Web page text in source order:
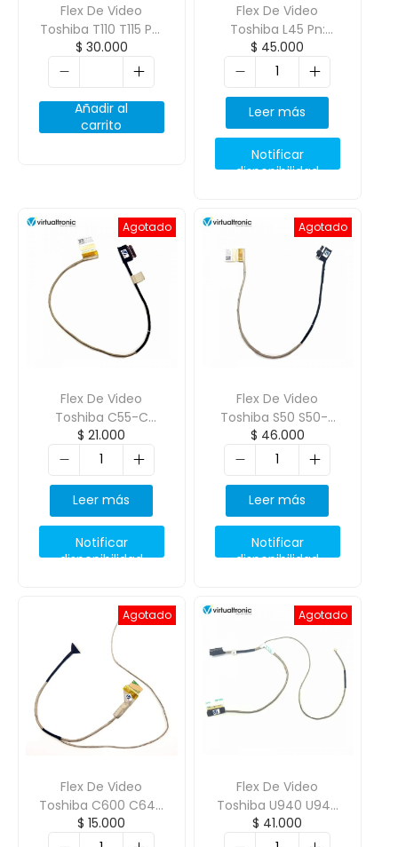
Flex De Video
Toshiba T110 T115 Pn:
Dd0Tl1Lc000
$ 30.000
Añadir al
carrito
Flex De Video
Toshiba L45 Pn:
Dc020001Te00
$ 45.000
Leer más
Notificar
disponibilidad
Agotado
Flex De Video
Toshiba C55-C
Acetato Pn:
Dd0Blqlc010
$ 21.000
Leer más
Notificar
disponibilidad
Agotado
Flex De Video
Toshiba S50 S50-B
S55T-B5 S55-B S55-
C L50-B 30Pin
$ 46.000
Leer más
Notificar
disponibilidad
Agotado
Flex De Video
Toshiba C600 C640
C640 6017B0273901
$ 15.000
Agotado
Flex De Video
Toshiba U940 U945
U900 Dc02001Mf00
$ 41.000